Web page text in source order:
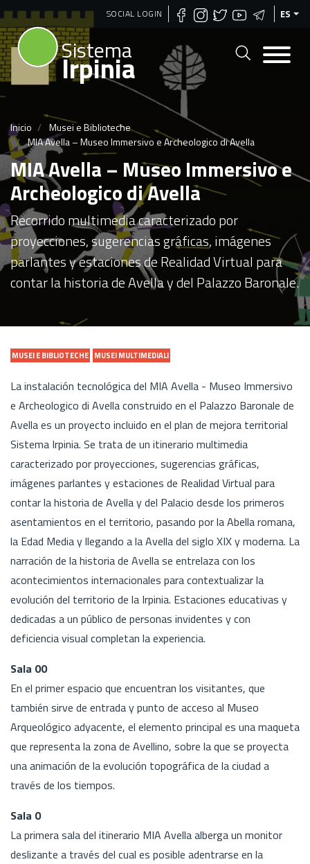
Pasar
contenido
principal
SOCIAL LOGIN ES
Sistema
Irpinia
Inicio
Musei e Biblioteche
MIA Avella – Museo Immersivo e Archeologico di Avella
MIA Avella – Museo Immersivo e
Archeologico di Avella
Recorrido multimedia caracterizado por
proyecciones, sugerencias gráficas, imágenes
parlantes y estaciones de Realidad Virtual para
contar la historia de Avella y del Palazzo Baronale.
MUSEI E BIBLIOTECHE MUSEI MULTIMEDIALI
La instalación tecnológica del MIA Avella - Museo Immersivo
e Archeologico di Avella construido en el Palazzo Baronale de
Avella es un proyecto incluido en el plan de mejora territorial
Sistema Irpinia. Se trata de un itinerario multimedia
caracterizado por proyecciones, sugerencias gráficas,
imágenes parlantes y estaciones de Realidad Virtual para
contar la historia de Avella y del Palacio desde los primeros
asentamientos en el territorio, pasando por la Abella romana,
la Edad Media y llegando a la Avella del siglo XIX y moderna. La
narración de la historia de Avella se entrelaza con los
acontecimientos internacionales para contextualizar la
evolución del territorio de la Irpinia. Estaciones educativas y
dedicadas a un público de personas invidentes y con
deficiencia visual completan la experiencia.
Sala 00
En el primer espacio que encuentran los visitantes, que
también sirve de entrada y punto de acceso al Museo
Arqueológico adyacente, el elemento principal es una maqueta
que representa la zona de Avellino, sobre la que se proyecta
una animación de la evolución topográfica de la ciudad a
través de los tiempos.
Sala 0
La primera sala del itinerario MIA Avella alberga un monitor
deslizante a través del cual es posible adentrarse en la